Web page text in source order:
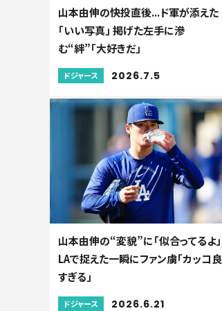
山本由伸の快投直後...ド軍が添えた
「いい写真」 掲げた左手に滲
む“絆”「大好きだ」
ドジャース 2026.7.5
山本由伸の“変貌”に「似合ってるよ」
LAで捉えた一瞬にファン虜「カッコ良
すぎる」
ドジャース 2026.6.21